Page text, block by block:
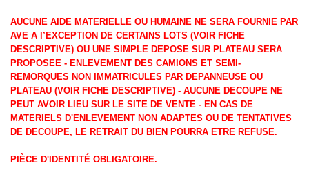
AUCUNE AIDE MATERIELLE OU HUMAINE NE SERA FOURNIE PAR
AVE A l’EXCEPTION DE CERTAINS LOTS (VOIR FICHE
DESCRIPTIVE) OU UNE SIMPLE DEPOSE SUR PLATEAU SERA
PROPOSEE - ENLEVEMENT DES CAMIONS ET SEMI-
REMORQUES NON IMMATRICULES PAR DEPANNEUSE OU
PLATEAU (VOIR FICHE DESCRIPTIVE) - AUCUNE DECOUPE NE
PEUT AVOIR LIEU SUR LE SITE DE VENTE - EN CAS DE
MATERIELS D'ENLEVEMENT NON ADAPTES OU DE TENTATIVES
DE DECOUPE, LE RETRAIT DU BIEN POURRA ETRE REFUSE.
PIÈCE D'IDENTITÉ OBLIGATOIRE.